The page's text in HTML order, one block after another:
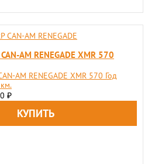
AM RENEGADE XMR 570
AM RENEGADE XMR 570 Год
₽